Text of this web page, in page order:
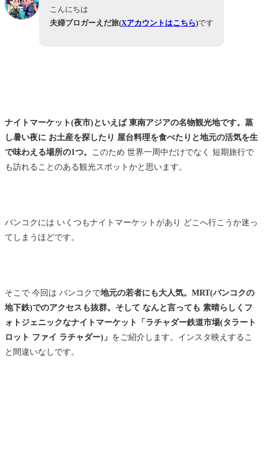
こんにちは
夫婦ブロガーえだ旅(Xアカウントはこちら)です
ナイトマーケット(夜市)といえば 東南アジアの名物観光地です。蒸
し暑い夜に お土産を探したり 屋台料理を食べたりと地元の活気を生
で味わえる場所の1つ。
このため 世界一周中だけでなく 短期旅行で
も訪れることのある観光スポットかと思います。
バンコクには いくつもナイトマーケットがあり どこへ行こうか迷っ
てしまうほどです。
そこで 今回は バンコクで地元の若者にも大人気。MRT(バンコクの
地下鉄)でのアクセスも抜群。そして なんと言っても 素晴らしくフ
ォトジェニックなナイトマーケット「ラチャダー鉄道市場(タラート
ロット ファイ ラチャダー)」 をご紹介します。インスタ映えするこ
と間違いなしです。